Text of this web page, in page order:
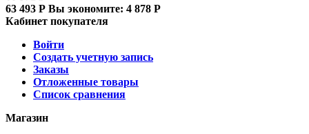
63 493 Р Вы экономите: 4 878 Р
Кабинет покупателя
Войти
Создать учетную запись
Заказы
Отложенные товары
Список сравнения
Магазин